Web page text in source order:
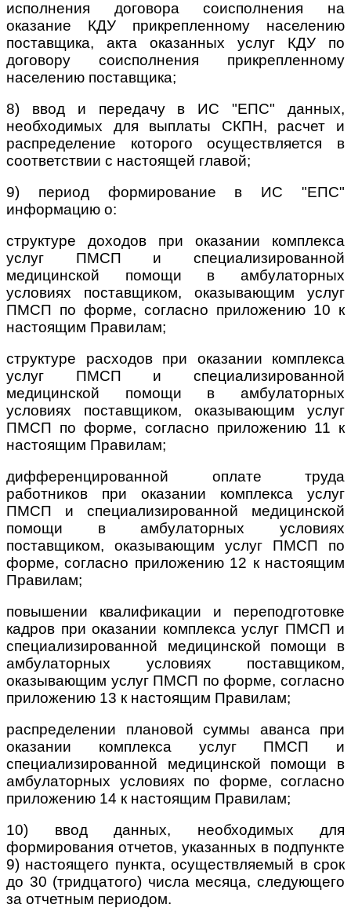
исполнения договора соисполнения на
оказание КДУ прикрепленному населению
поставщика, акта оказанных услуг КДУ по
договору соисполнения прикрепленному
населению поставщика;
8) ввод и передачу в ИС "ЕПС" данных,
необходимых для выплаты СКПН, расчет и
распределение которого осуществляется в
соответствии с настоящей главой;
9) период формирование в ИС "ЕПС"
информацию о:
структуре доходов при оказании комплекса
услуг ПМСП и специализированной
медицинской помощи в амбулаторных
условиях поставщиком, оказывающим услуг
ПМСП по форме, согласно приложению 10 к
настоящим Правилам;
структуре расходов при оказании комплекса
услуг ПМСП и специализированной
медицинской помощи в амбулаторных
условиях поставщиком, оказывающим услуг
ПМСП по форме, согласно приложению 11 к
настоящим Правилам;
дифференцированной оплате труда
работников при оказании комплекса услуг
ПМСП и специализированной медицинской
помощи в амбулаторных условиях
поставщиком, оказывающим услуг ПМСП по
форме, согласно приложению 12 к настоящим
Правилам;
повышении квалификации и переподготовке
кадров при оказании комплекса услуг ПМСП и
специализированной медицинской помощи в
амбулаторных условиях поставщиком,
оказывающим услуг ПМСП по форме, согласно
приложению 13 к настоящим Правилам;
распределении плановой суммы аванса при
оказании комплекса услуг ПМСП и
специализированной медицинской помощи в
амбулаторных условиях по форме, согласно
приложению 14 к настоящим Правилам;
10) ввод данных, необходимых для
формирования отчетов, указанных в подпункте
9) настоящего пункта, осуществляемый в срок
до 30 (тридцатого) числа месяца, следующего
за отчетным периодом.